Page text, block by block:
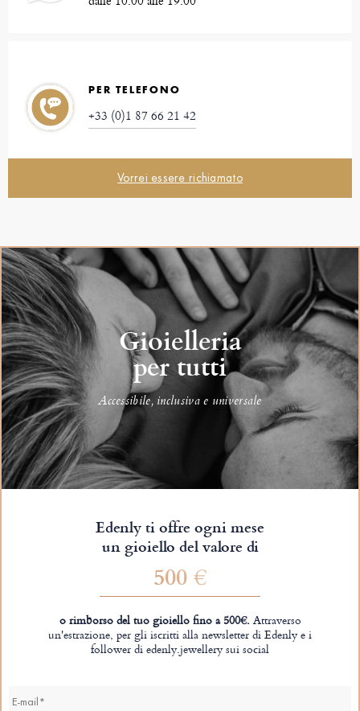
PER TELEFONO
+33 (0)1 87 66 21 42
Vorrei essere richiamato
Gioielleria
per tutti
Accessibile, inclusiva e universale
Edenly ti offre ogni mese
un gioiello del valore di
500 €
o rimborso del tuo gioiello fino a 500€.Attraverso
un'estrazione, per gli iscritti alla newsletter di Edenly e i
follower di edenly.jewellery sui social